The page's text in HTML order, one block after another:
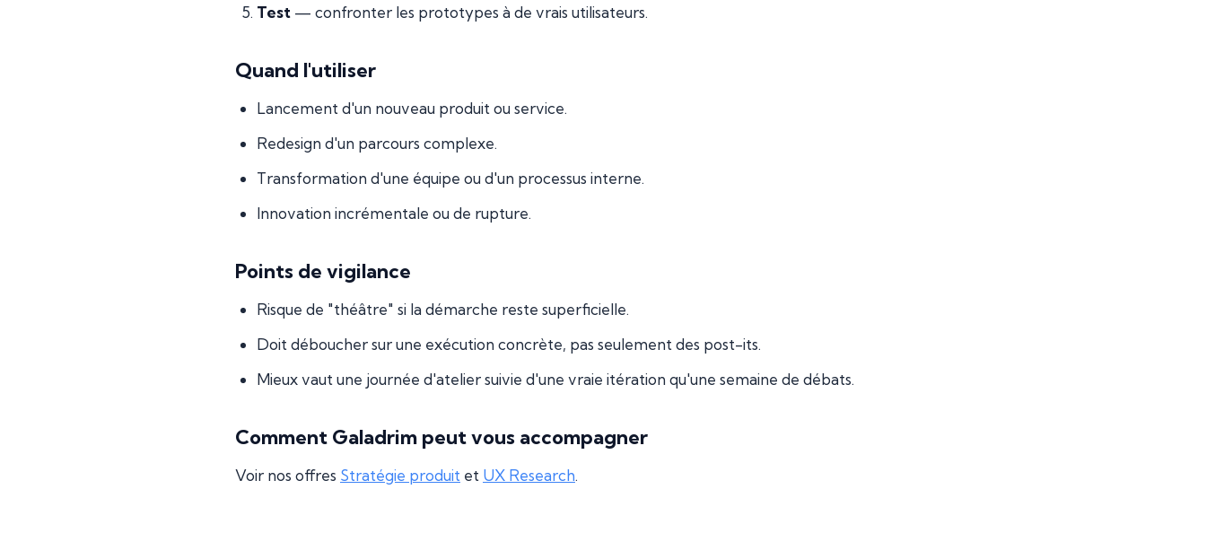
Test — confronter les prototypes à de vrais utilisateurs.
Quand l'utiliser
Lancement d'un nouveau produit ou service.
Redesign d'un parcours complexe.
Transformation d'une équipe ou d'un processus interne.
Innovation incrémentale ou de rupture.
Points de vigilance
Risque de "théâtre" si la démarche reste superficielle.
Doit déboucher sur une exécution concrète, pas seulement des post-its.
Mieux vaut une journée d'atelier suivie d'une vraie itération qu'une semaine de débats.
Comment Galadrim peut vous accompagner
Voir nos offres Stratégie produit et UX Research.